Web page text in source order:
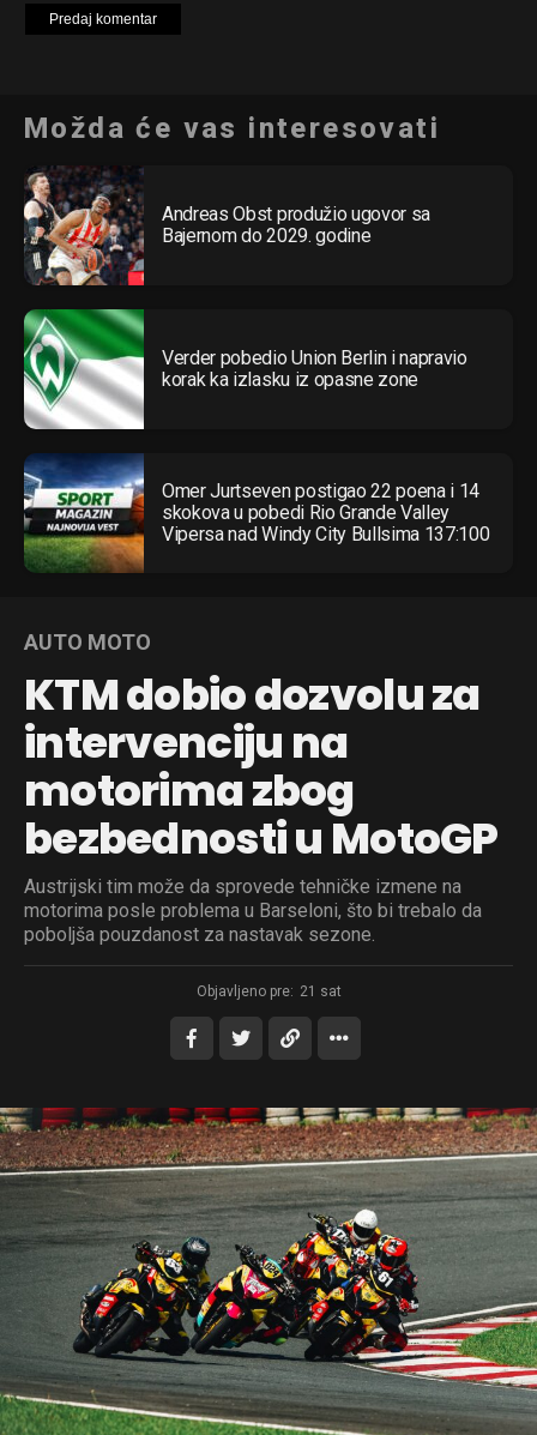
Možda će vas interesovati
Andreas Obst produžio ugovor sa
Bajernom do 2029. godine
Verder pobedio Union Berlin i napravio
korak ka izlasku iz opasne zone
Omer Jurtseven postigao 22 poena i 14
skokova u pobedi Rio Grande Valley
Vipersa nad Windy City Bullsima 137:100
AUTO MOTO
KTM dobio dozvolu za
intervenciju na
motorima zbog
bezbednosti u MotoGP
Austrijski tim može da sprovede tehničke izmene na
motorima posle problema u Barseloni, što bi trebalo da
poboljša pouzdanost za nastavak sezone.
Objavljeno pre: 21 sat